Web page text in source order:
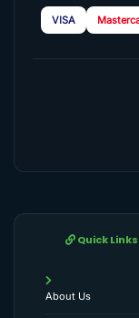
VISA
Quick Links
About Us